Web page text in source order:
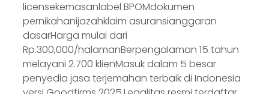
licensekemasanlabel BPOMdokumen
pernikahanijazahklaim asuransianggaran
dasarHarga mulai dari
Rp.300,000/halamanBerpengalaman 15 tahun
melayani 2.700 klienMasuk dalam 5 besar
penyedia jasa terjemahan terbaik di Indonesia